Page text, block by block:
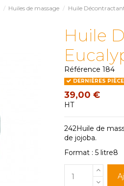
Huiles de massage Huile
Huile
Référence 184
DERNIÈRES
39,00 €
HT
242Huile de
de jojoba.
Format : 5 litre8